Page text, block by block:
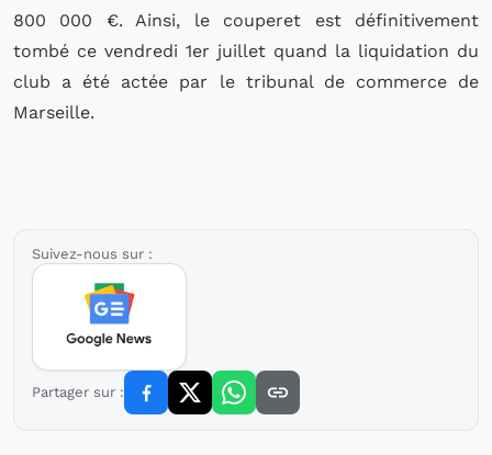
800 000 €. Ainsi, le couperet est définitivement
tombé ce vendredi 1er juillet quand la liquidation du
club a été actée par le tribunal de commerce de
Marseille.
Suivez-nous sur :
Partager sur :